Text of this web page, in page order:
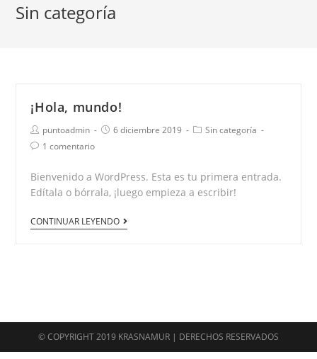
Sin categoría
¡Hola, mundo!
puntoadmin 6 diciembre 2019
Sin categoría
1 comentario
Bienvenido a WordPress. Esta es tu primera entrada.
Edítala o bórrala, ¡luego empieza a escribir!
CONTINUAR LEYENDO
© COPYRIGHT 2019 KRASNAMUR | DERECHOS RESERVADOS